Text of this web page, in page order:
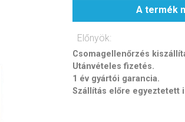
A termék
Előnyök:
Csomagellenőrzés
Utánvételes fizetés.
1 év gyártói garancia.
Szállítás előre egyeztetett